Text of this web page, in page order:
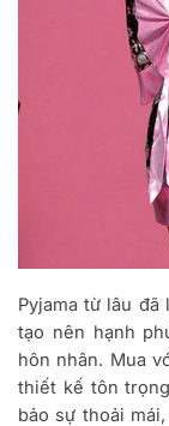
Pyjama từ lâu
tạo nên hạnh
hôn nhân. Mua
thiết kế tôn
bảo sự thoải